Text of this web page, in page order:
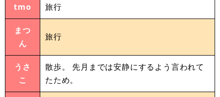
tmo 旅行
まつ
ん
旅行
うさ
こ
散歩。 先月までは安静にするよう言われて
たため。